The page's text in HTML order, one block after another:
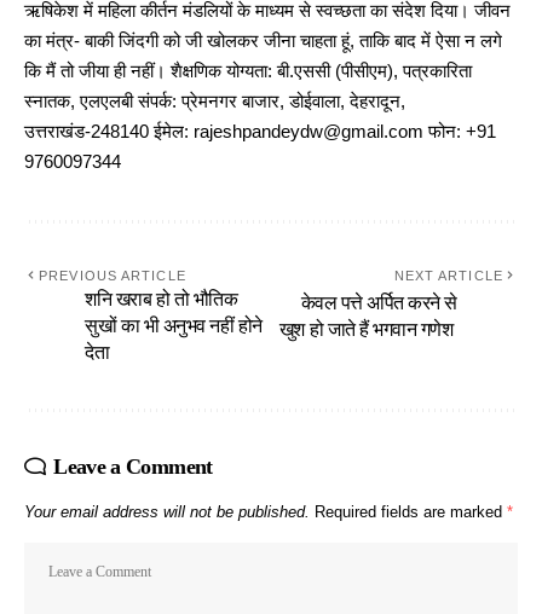
ऋषिकेश में महिला कीर्तन मंडलियों के माध्यम से स्वच्छता का संदेश दिया। जीवन
का मंत्र- बाकी जिंदगी को जी खोलकर जीना चाहता हूं, ताकि बाद में ऐसा न लगे
कि मैं तो जीया ही नहीं। शैक्षणिक योग्यता: बी.एससी (पीसीएम), पत्रकारिता
स्नातक, एलएलबी संपर्क: प्रेमनगर बाजार, डोईवाला, देहरादून,
उत्तराखंड-248140 ईमेल: rajeshpandeydw@gmail.com फोन: +91
9760097344
PREVIOUS ARTICLE
शनि खराब हो तो भौतिक
सुखों का भी अनुभव नहीं होने
देता
NEXT ARTICLE
केवल पत्ते अर्पित करने से
खुश हो जाते हैं भगवान गणेश
Leave a Comment
Your email address will not be published. Required fields are marked *